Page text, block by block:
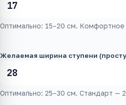
Оптимально: 15–20 см.
Желаемая ширина ступени
Оптимально: 25–30 см. Стандарт —